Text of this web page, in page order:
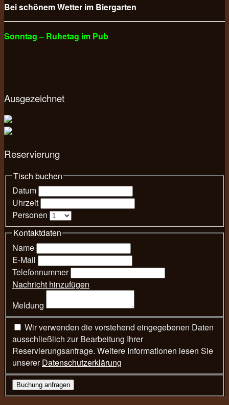
Bei schönem Wetter im Biergarten
Sonntag – Ruhetag im Pub
Ausgezeichnet
Reservierung
Tisch buchen
Datum
Uhrzeit
Personen
Kontaktdaten
Name
E-Mail
Telefonnummer
Nachricht hinzufügen
Meldung
ausschließlich zur Bearbeitung Ihrer
Reservierungsanfrage. Weitere Informationen lesen Sie
unsererDatenschutzerklärung
Buchung anfragen